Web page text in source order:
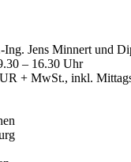
Jens Minnert und
– 16.30 Uhr
MwSt., inkl.